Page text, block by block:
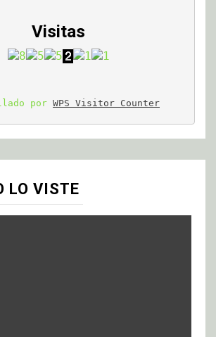
Visitas
por WPS Visitor Counter
LO VISTE